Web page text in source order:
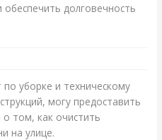
долговечность
по уборке и техническому
могу предоставить
том, как очистить
на улице.